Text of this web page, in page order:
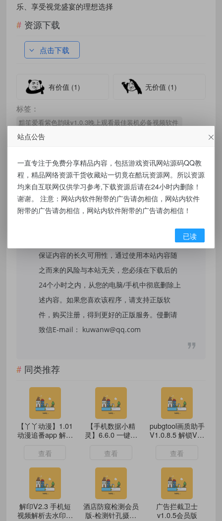
乐、享受视觉盛宴的理想选择
资源下载
点击下载
有价值 (1) 无价值 (1)
标签：
黯笙爱看紫色韵味v1.0.3晚上观看最佳装机必备视频软件
免责声明：
本站提供的资源，都来自网络，版权争议与本
站无关，所有内容及软件的文章仅限用于学习
法用途，否则，一切后果请用户自负，我们不
保证内容的长久可用性，通过使用本站内容随
之而来的风险与本站无关，您必须在下载后的
24个小时之内，从您的电脑/手机中彻底删除上
述内容。如果您喜欢该程序，请支持正版软
件，购买注册，得到更好的正版服务。侵删请
致信E-mail： kuwanw@qq.com
同类推荐
【丫丫动漫】1.01
动漫追番app 解锁
查看
【手机数据小精
灵】6.6.0 一键恢
VIP
查看
pubgtool画质助手
V1.0.8.5 解锁VIP
查看
解印V2.3 手机短
视频解析去水印处
酒店防窥检测会员
版-检测针孔摄像
广告拦截卫士
v1.0.5会员版
站点公告
一直专注于免费分享精品内容，包括游戏资讯网站源码QQ教
程，精品网络资源干货收藏站一切竟在酷玩资源网。所以资源
均来自互联网仅供学习参考,下载资源后请在24小时内删除！
谢谢。 注意：网站内软件附带的广告请勿相信，网站内软件
附带的广告请勿相信，网站内软件附带的广告请勿相信！
已读